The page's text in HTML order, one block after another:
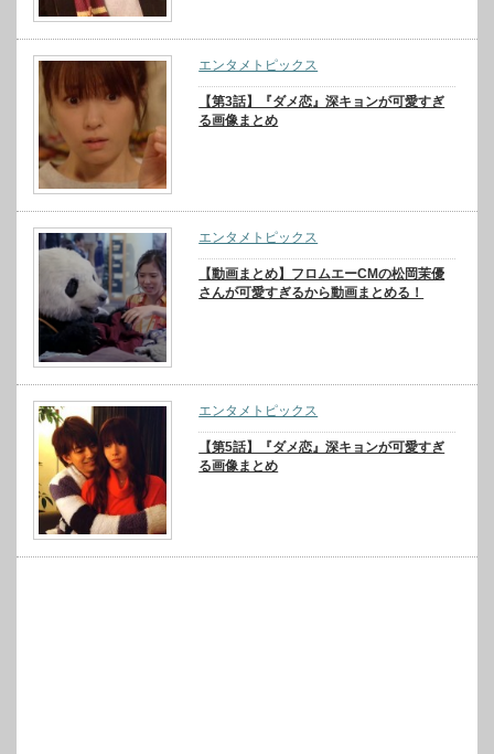
エンタメトピックス
【第3話】『ダメ恋』深キョンが可愛すぎ
る画像まとめ
エンタメトピックス
【動画まとめ】フロムエーCMの松岡茉優
さんが可愛すぎるから動画まとめる！
エンタメトピックス
【第5話】『ダメ恋』深キョンが可愛すぎ
る画像まとめ